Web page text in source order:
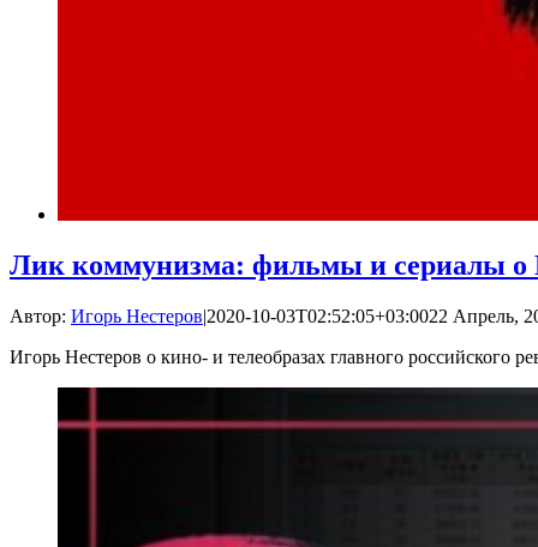
Лик коммунизма: фильмы и сериалы о
Автор: Игорь Нестеров|2020-10-03T02:52:05+03:0022 Апрель,
Игорь Нестеров о кино- и телеобразах главного российского